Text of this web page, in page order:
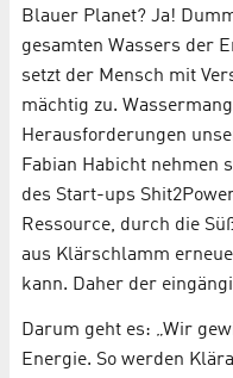
Blauer Planet? Ja!
gesamten Wassers der
setzt der Mensch mit
mächtig zu.
Herausforderungen
Fabian Habicht nehmen
des Start-ups
Ressource, durch die
aus Klärschlamm
kann. Daher der
Darum geht es: „Wir
Energie. So werden